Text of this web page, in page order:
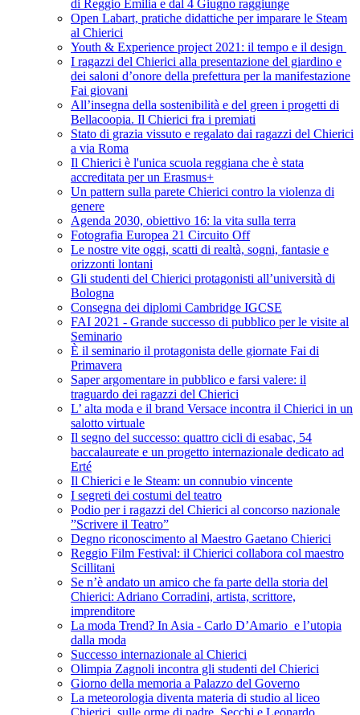
di Reggio Emilia e dal 4 Giugno raggiunge
Open Labart, pratiche didattiche per imparare le Steam
al Chierici
Youth & Experience project 2021: il tempo e il design
I ragazzi del Chierici alla presentazione del giardino e
dei saloni d’onore della prefettura per la manifestazione
Fai giovani
All’insegna della sostenibilità e del green i progetti di
Bellacoopia. Il Chierici fra i premiati
Stato di grazia vissuto e regalato dai ragazzi del Chierici
a via Roma
Il Chierici è l'unica scuola reggiana che è stata
accreditata per un Erasmus+
Un pattern sulla parete Chierici contro la violenza di
genere
Agenda 2030, obiettivo 16: la vita sulla terra
Fotografia Europea 21 Circuito Off
Le nostre vite oggi, scatti di realtà, sogni, fantasie e
orizzonti lontani
Gli studenti del Chierici protagonisti all’università di
Bologna
Consegna dei diplomi Cambridge IGCSE
FAI 2021 - Grande successo di pubblico per le visite al
Seminario
È il seminario il protagonista delle giornate Fai di
Primavera
Saper argomentare in pubblico e farsi valere: il
traguardo dei ragazzi del Chierici
L’ alta moda e il brand Versace incontra il Chierici in un
salotto virtuale
Il segno del successo: quattro cicli di esabac, 54
baccalaureate e un progetto internazionale dedicato ad
Erté
Il Chierici e le Steam: un connubio vincente
I segreti dei costumi del teatro
Podio per i ragazzi del Chierici al concorso nazionale
”Scrivere il Teatro”
Degno riconoscimento al Maestro Gaetano Chierici
Reggio Film Festival: il Chierici collabora col maestro
Scillitani
Se n’è andato un amico che fa parte della storia del
Chierici: Adriano Corradini, artista, scrittore,
imprenditore
La moda Trend? In Asia - Carlo D’Amario e l’utopia
dalla moda
Successo internazionale al Chierici
Olimpia Zagnoli incontra gli studenti del Chierici
Giorno della memoria a Palazzo del Governo
La meteorologia diventa materia di studio al liceo